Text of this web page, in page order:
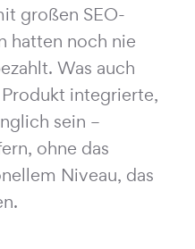
großen SEO-
hatten noch nie
Was auch
integrierte,
sein –
ohne das
Niveau, das